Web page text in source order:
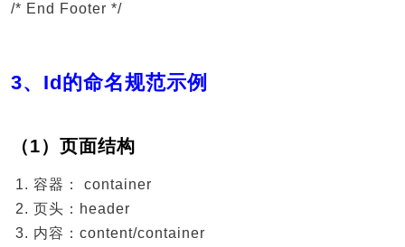
/* End Footer */
3、Id的命名规范示例
（1）页面结构
容器： container
页头：header
内容：content/container